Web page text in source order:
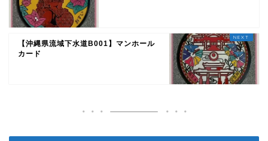
【沖縄県流域下水道B001】マンホール
カード